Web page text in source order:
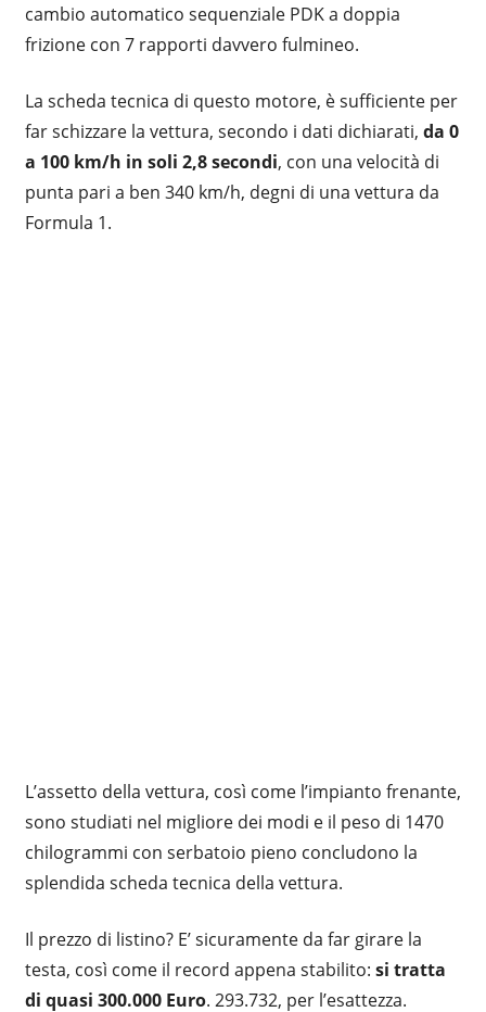
cambio automatico sequenziale PDK a doppia
frizione con 7 rapporti davvero fulmineo.
La scheda tecnica di questo motore, è sufficiente per
far schizzare la vettura, secondo i dati dichiarati, da 0
a 100 km/h in soli 2,8 secondi, con una velocità di
punta pari a ben 340 km/h, degni di una vettura da
Formula 1.
L’assetto della vettura, così come l’impianto frenante,
sono studiati nel migliore dei modi e il peso di 1470
chilogrammi con serbatoio pieno concludono la
splendida scheda tecnica della vettura.
Il prezzo di listino? E’ sicuramente da far girare la
testa, così come il record appena stabilito: si tratta
di quasi 300.000 Euro. 293.732, per l’esattezza.